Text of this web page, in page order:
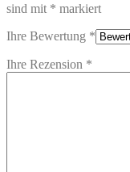
sind mit * markiert
Ihre Bewertung *
Ihre Rezension *